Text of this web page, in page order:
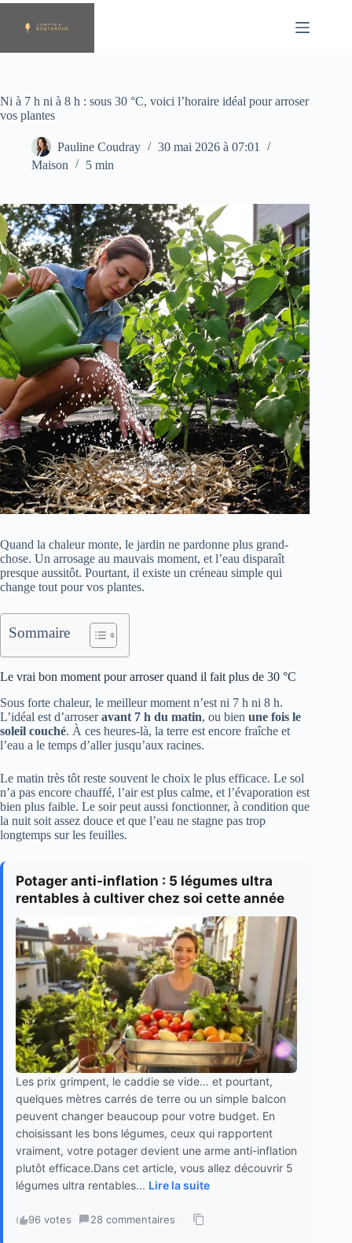
Passer
contenu
Ni à 7 h ni à 8 h : sous 30 °C, voici l’horaire idéal pour arroser
vos plantes
Pauline Coudray
30 mai 2026 à 07:01
Maison
5 min
Quand la chaleur monte, le jardin ne pardonne plus grand-
chose. Un arrosage au mauvais moment, et l’eau disparaît
presque aussitôt. Pourtant, il existe un créneau simple qui
change tout pour vos plantes.
Sommaire
Le vrai bon moment pour arroser quand il fait plus de 30 °C
Sous forte chaleur, le meilleur moment n’est ni 7 h ni 8 h.
L’idéal est d’arroseravant 7 h du matin, ou bien une fois le
soleil couché. À ces heures-là, la terre est encore fraîche et
l’eau a le temps d’aller jusqu’aux racines.
Le matin très tôt reste souvent le choix le plus efficace. Le sol
n’a pas encore chauffé, l’air est plus calme, et l’évaporation est
bien plus faible. Le soir peut aussi fonctionner, à condition que
la nuit soit assez douce et que l’eau ne stagne pas trop
longtemps sur les feuilles.
Potager anti-inflation : 5 légumes ultra
rentables à cultiver chez soi cette année
Les prix grimpent, le caddie se vide… et pourtant,
quelques mètres carrés de terre ou un simple balcon
peuvent changer beaucoup pour votre budget. En
choisissant les bons légumes, ceux qui rapportent
vraiment, votre potager devient une arme anti-inflation
plutôt efficace.Dans cet article, vous allez découvrir 5
légumes ultra rentables... Lire la suite
96 votes · 28 commentaires ·